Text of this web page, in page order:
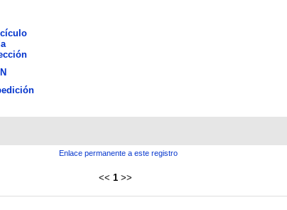
Enlace permanente a este registro
<< 1 >>